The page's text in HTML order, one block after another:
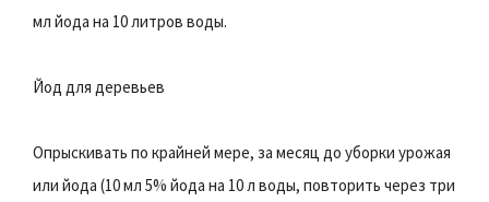
мл йода на 10 литров воды.
Йод для деревьев
Опрыскивать по крайней мере, за месяц до уборки урожая
или йода (10 мл 5% йода на 10 л воды, повторить через три